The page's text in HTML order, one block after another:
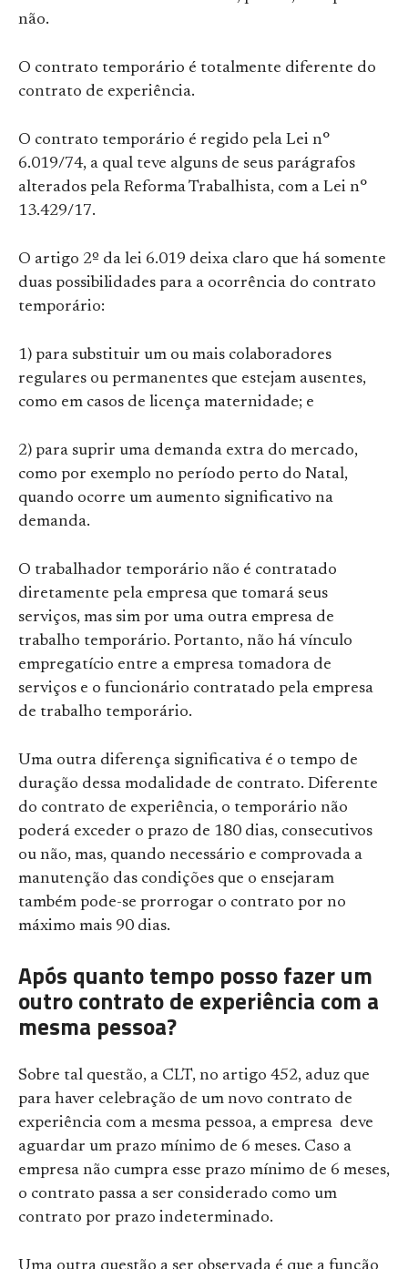
não.
O contrato temporário é totalmente diferente do
contrato de experiência.
O contrato temporário é regido pela Lei n°
6.019/74, a qual teve alguns de seus parágrafos
alterados pela Reforma Trabalhista, com a Lei n°
13.429/17.
O artigo 2º da lei 6.019 deixa claro que há somente
duas possibilidades para a ocorrência do contrato
temporário:
1) para substituir um ou mais colaboradores
regulares ou permanentes que estejam ausentes,
como em casos de licença maternidade; e
2) para suprir uma demanda extra do mercado,
como por exemplo no período perto do Natal,
quando ocorre um aumento significativo na
demanda.
O trabalhador temporário não é contratado
diretamente pela empresa que tomará seus
serviços, mas sim por uma outra empresa de
trabalho temporário. Portanto, não há vínculo
empregatício entre a empresa tomadora de
serviços e o funcionário contratado pela empresa
de trabalho temporário.
Uma outra diferença significativa é o tempo de
duração dessa modalidade de contrato. Diferente
do contrato de experiência, o temporário não
poderá exceder o prazo de 180 dias, consecutivos
ou não, mas, quando necessário e comprovada a
manutenção das condições que o ensejaram
também pode-se prorrogar o contrato por no
máximo mais 90 dias.
Após quanto tempo posso fazer um
outro contrato de experiência com a
mesma pessoa?
Sobre tal questão, a CLT, no artigo 452, aduz que
para haver celebração de um novo contrato de
experiência com a mesma pessoa, a empresa deve
aguardar um prazo mínimo de 6 meses. Caso a
empresa não cumpra esse prazo mínimo de 6 meses,
o contrato passa a ser considerado como um
contrato por prazo indeterminado.